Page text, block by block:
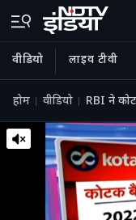
वीडियो लाइव टीवी
होम वीडियो RBI ने